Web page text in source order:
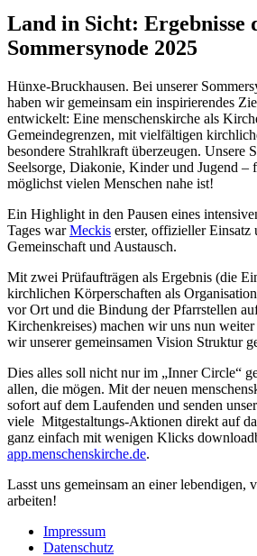
Land in Sicht: Ergebnisse
Sommersynode 2025
Hünxe-Bruckhausen. Bei unserer
haben wir gemeinsam ein inspirierendes
entwickelt: Eine menschenskirche als
Gemeindegrenzen, mit vielfältigen
besondere Strahlkraft überzeugen. Unsere
Seelsorge, Diakonie, Kinder und Jugend –
möglichst vielen Menschen nahe ist!
Ein Highlight in den Pausen eines
Tages warMeckis erster, offizieller
Gemeinschaft und Austausch.
Mit zwei Prüfaufträgen als Ergebnis (die
kirchlichen Körperschaften als
vor Ort und die Bindung der Pfarrstellen
Kirchenkreises) machen wir uns nun
wir unserer gemeinsamen Vision Struktur
Dies alles soll nicht nur im „Inner Circle“
allen, die mögen. Mit der neuen
sofort auf dem Laufenden und senden
viele Mitgestaltungs-Aktionen direkt auf
ganz einfach mit wenigen Klicks
app.menschenskirche.de.
Lasst uns gemeinsam an einer lebendigen,
arbeiten!
Impressum
Datenschutz